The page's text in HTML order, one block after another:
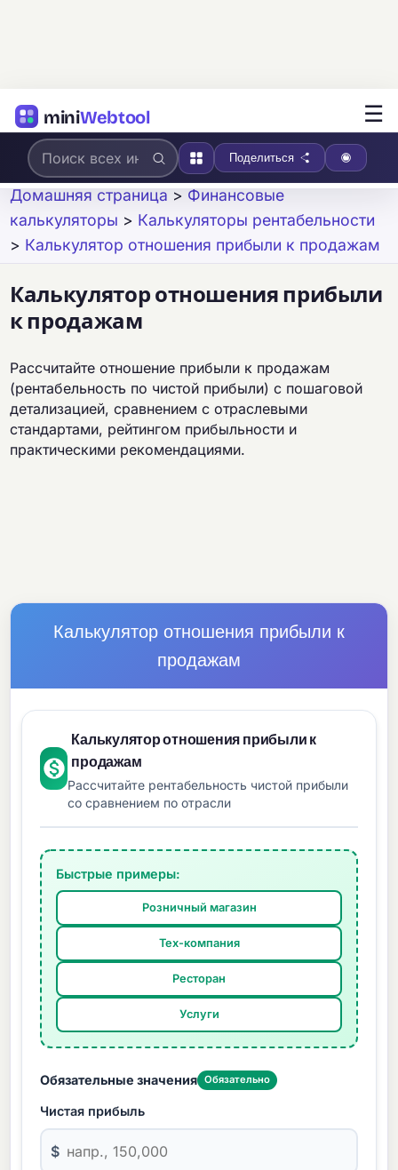
miniWebtool ☰
Поделиться
Домашняя страница > Финансовые
калькуляторы > Калькуляторы рентабельности
> Калькулятор отношения прибыли к продажам
Калькулятор отношения прибыли
к продажам
Рассчитайте отношение прибыли к продажам
(рентабельность по чистой прибыли) с пошаговой
детализацией, сравнением с отраслевыми
стандартами, рейтингом прибыльности и
практическими рекомендациями.
Калькулятор отношения прибыли к
продажам
Калькулятор отношения прибыли к
продажам
Рассчитайте рентабельность чистой прибыли
со сравнением по отрасли
Быстрые примеры:
Розничный магазин
Тех-компания
Ресторан
Услуги
Обязательные значения Обязательно
Чистая прибыль
$